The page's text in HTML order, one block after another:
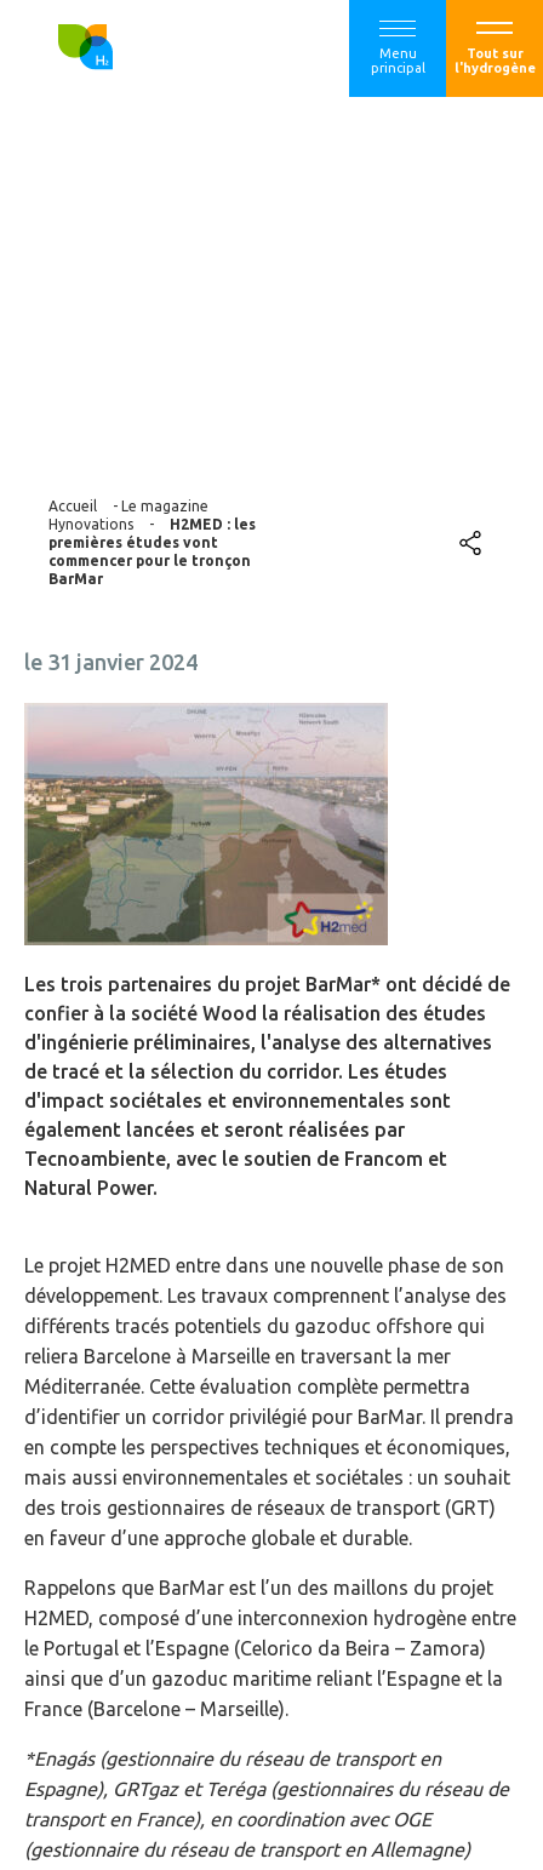
Menu
principal
Tout sur
l'hydrogène
Accueil - Le magazine
Hynovations
-
H2MED : les
premières études vont
commencer pour le tronçon
BarMar
le 31 janvier 2024
Les trois partenaires du projet BarMar* ont décidé de
confier à la société Wood la réalisation des études
d'ingénierie préliminaires, l'analyse des alternatives
de tracé et la sélection du corridor. Les études
d'impact sociétales et environnementales sont
également lancées et seront réalisées par
Tecnoambiente, avec le soutien de Francom et
Natural Power.
Le projet H2MED entre dans une nouvelle phase de son
développement. Les travaux comprennent l’analyse des
différents tracés potentiels du gazoduc offshore qui
reliera Barcelone à Marseille en traversant la mer
Méditerranée. Cette évaluation complète permettra
d’identifier un corridor privilégié pour BarMar. Il prendra
en compte les perspectives techniques et économiques,
mais aussi environnementales et sociétales : un souhait
des trois gestionnaires de réseaux de transport (GRT)
en faveur d’une approche globale et durable.
Rappelons que BarMar est l’un des maillons du projet
H2MED, composé d’une interconnexion hydrogène entre
le Portugal et l’Espagne (Celorico da Beira – Zamora)
ainsi que d’un gazoduc maritime reliant l’Espagne et la
France (Barcelone – Marseille).
*Enagás (gestionnaire du réseau de transport en
Espagne), GRTgaz et Teréga (gestionnaires du réseau de
transport en France), en coordination avec OGE
(gestionnaire du réseau de transport en Allemagne)